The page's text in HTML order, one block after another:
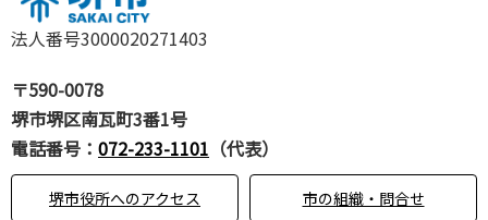
法人番号3000020271403
〒590-0078
堺市堺区南瓦町3番1号
電話番号： 072-233-1101 （代表）
堺市役所へのアクセス 市の組織・問合せ